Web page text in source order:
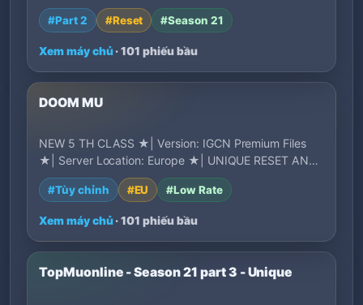
experience…
#Part 2 #Reset #Season 21
Xem máy chủ· 101 phiếu bầu
DOOM MU
NEW 5 TH CLASS ★| Version: IGCN Premium Files
★| Server Location: Europe ★| UNIQUE RESET AND
GR…
#Tùy chỉnh #EU #Low Rate
Xem máy chủ· 101 phiếu bầu
TopMuonline - Season 21 part 3 - Unique